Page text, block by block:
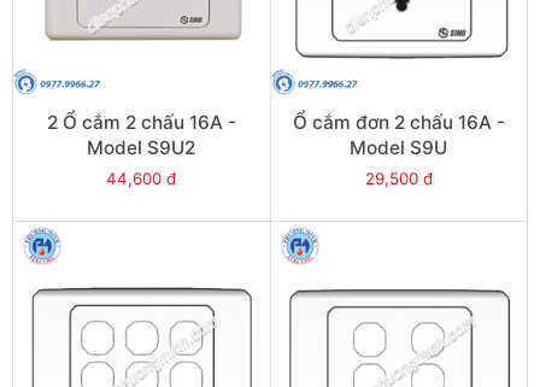
2 Ổ cắm 2 chấu 16A -
Model S9U2
44,600 đ
Ổ cắm đơn 2 chấu 16A -
Model S9U
29,500 đ